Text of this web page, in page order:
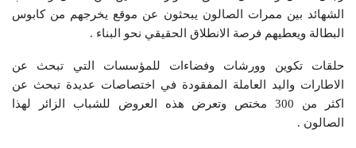
الشهائد بين ممرات الصالون يبحثون عن موقع يخرجهم من كابوس
البطالة ويعطيهم فرصة الانطلاق الحقيقي نحو البناء .
حلقات تكوين وورشات وفضاءات للمؤسسات التي تبحث عن
الاطارات واليد العاملة المفقودة في اختصاصات عديدة تبحث عن
اكثر من 300 مختص وتعرض هذه العروض للشباب الزائر لهذا
الصالون .